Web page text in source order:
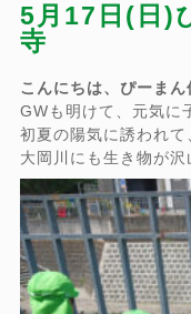
5月17日(日)
寺
こんにちは、ぴーま
GWも明けて、元気に
初夏の陽気に誘われ
大岡川にも生き物が沢